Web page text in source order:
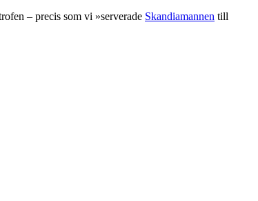
– precis som vi »serverade Skandiamannen till